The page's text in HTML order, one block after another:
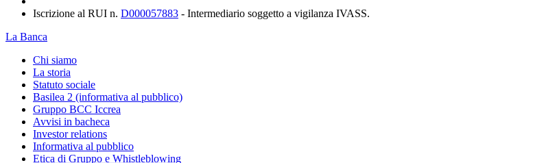
Iscrizione al RUI n. D000057883 - Intermediario soggetto a vigilanza IVASS.
La Banca
Chi siamo
La storia
Statuto sociale
Basilea 2 (informativa al pubblico)
Gruppo BCC Iccrea
Avvisi in bacheca
Investor relations
Informativa al pubblico
Etica di Gruppo e Whistleblowing